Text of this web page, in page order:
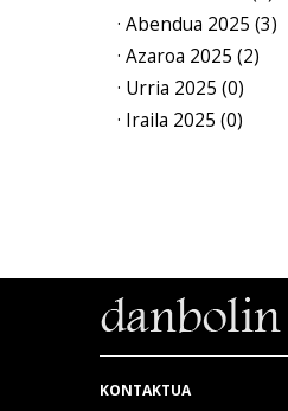
· Abendua 2025 (3)
· Azaroa 2025 (2)
· Urria 2025 (0)
· Iraila 2025 (0)
KONTAKTUA